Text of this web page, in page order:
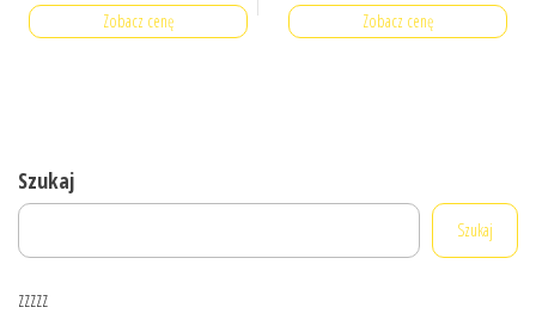
Zobacz cenę Zobacz cenę
Szukaj
Szukaj
zzzzz